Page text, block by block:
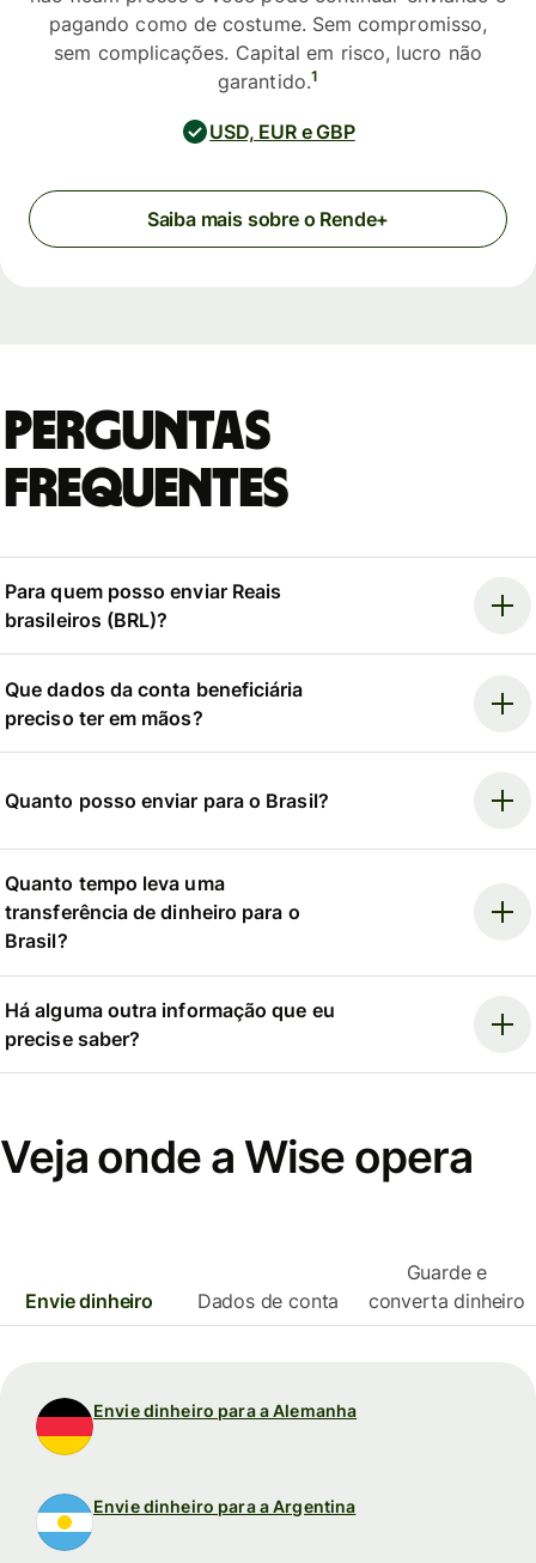
pagando como de costume. Sem compromisso,
sem complicações. Capital em risco, lucro não
garantido.1
USD, EUR e GBP
Saiba mais sobre o Rende+
Perguntas
Frequentes
Para quem posso enviar Reais
brasileiros (BRL)?
Que dados da conta beneficiária
preciso ter em mãos?
Quanto posso enviar para o Brasil?
Quanto tempo leva uma
transferência de dinheiro para o
Brasil?
Há alguma outra informação que eu
precise saber?
Veja onde a Wise opera
Envie dinheiro Dados de conta
Guarde e
converta dinheiro
Envie dinheiro para a Alemanha
Envie dinheiro para a Argentina